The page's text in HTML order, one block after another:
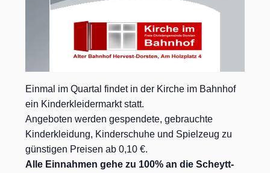
Einmal im Quartal findet in der Kirche im Bahnhof
ein Kinderkleidermarkt statt.
Angeboten werden gespendete, gebrauchte
Kinderkleidung, Kinderschuhe und Spielzeug zu
günstigen Preisen ab 0,10 €.
Alle Einnahmen gehe zu 100% an die Scheytt-